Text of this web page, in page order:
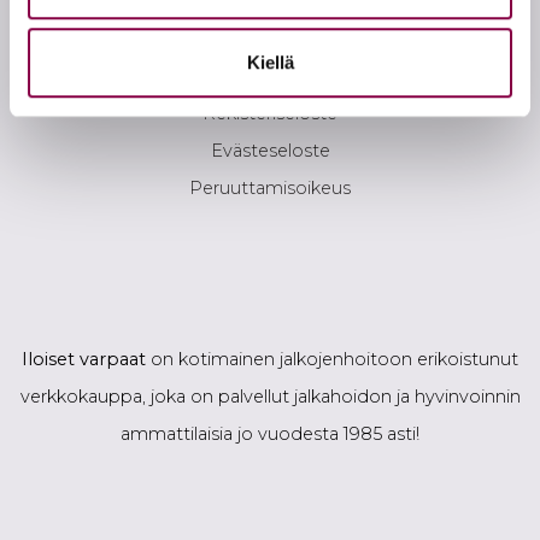
Kiellä
Yhteystiedot
Toimitusehdot
Rekisteriseloste
Evästeseloste
Peruuttamisoikeus
Iloiset varpaat on kotimainen jalkojenhoitoon erikoistunut
verkkokauppa, joka on palvellut jalkahoidon ja hyvinvoinnin
ammattilaisia jo vuodesta 1985 asti!